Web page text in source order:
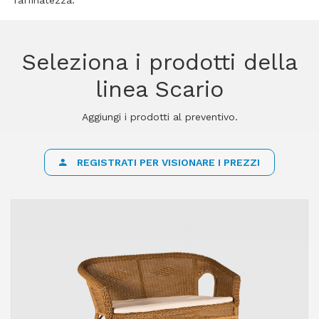
Seleziona i prodotti della
linea Scario
Aggiungi i prodotti al preventivo.
REGISTRATI PER VISIONARE I PREZZI